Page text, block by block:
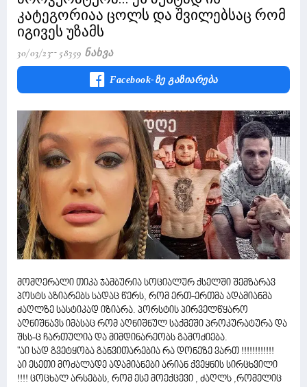
კატეგორიაა ცოლს და შვილებსაც რომ
იგივეს უზამს
30/03/23 58359 Ნახვა
Facebook-Ზე Გაზიარება
მომღერალი თიკა ჯამბურია სოციალურ ქსელში შემზარავ
პოსტს აზიარებს სადაც წერს, რომ ერთ-ერთმა ადამიანმა
ძაღლზე სასტიკად იზიარა. პორსტის პირველწყარო
აღნიშნავს იმასაც რომ აღნიშნულ საქმეში პროკურატურა და
შსს-ც ჩართულია და მიმდინარეობს გამოძიება.
"აი სად გვეტყობა განვითარებია რა დონეზე ვართ !!!!!!!!!!!!
აი ესეთი მოძალადე ადამიანები არიან ქვეყნის სირცხვილი
!!!! ცოცხალ არსებას, რომ ესე მოექცევი , ძაღლს ,რომელიც